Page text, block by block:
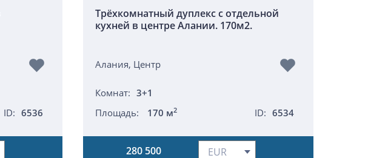
ID: 6536
Трёхкомнатный дуплекс с отдельной
кухней в центре Алании. 170м2.
Алания, Центр
Комнат: 3+1
Площадь:
170 м2 ID: 6534
280 500